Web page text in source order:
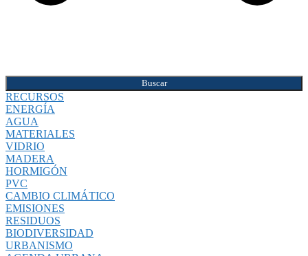
Buscar
RECURSOS
ENERGÍA
AGUA
MATERIALES
VIDRIO
MADERA
HORMIGÓN
PVC
CAMBIO CLIMÁTICO
EMISIONES
RESIDUOS
BIODIVERSIDAD
URBANISMO